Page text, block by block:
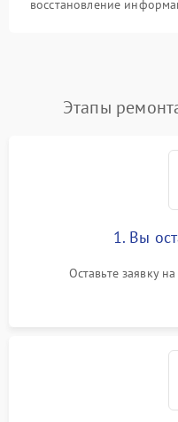
восстановление
Этапы
1. Вы
Оставьте заявку